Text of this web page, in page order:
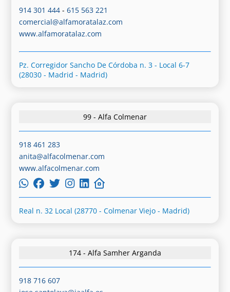
914 301 444 -615 563 221
comercial@alfamoratalaz.com
www.alfamoratalaz.com
Pz. Corregidor Sancho De Córdoba n. 3 - Local 6-7
(28030 - Madrid - Madrid)
99 - Alfa Colmenar
918 461 283
anita@alfacolmenar.com
www.alfacolmenar.com
Real n. 32 Local (28770 - Colmenar Viejo - Madrid)
174 - Alfa Samher Arganda
918 716 607